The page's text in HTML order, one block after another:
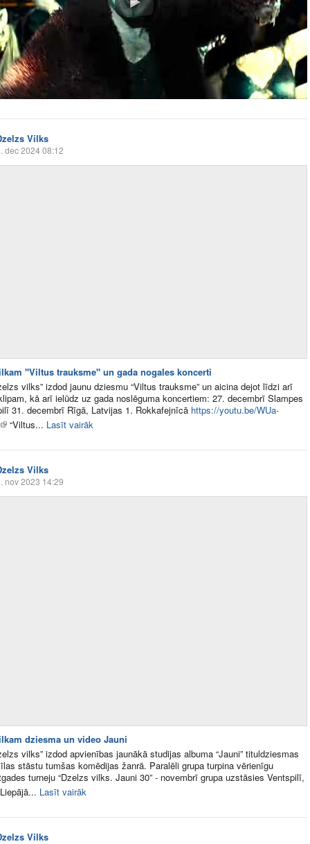
Vilks
dec 2024 08:12
"Viltus trauksme" un gada nogales koncerti
vilks” izdod jaunu dziesmu “Viltus trauksme” un aicina dejot līdzi arī
kā arī ielūdz uz gada noslēguma koncertiem: 27. decembrī Slampes
31. decembrī Rīgā, Latvijas 1. Rokkafejnīcā https://youtu.be/WUa-
“Viltus... Lasīt vairāk
Vilks
nov 2023 14:29
dziesma un video Jauni
vilks” izdod apvienības jaunākā studijas albuma “Jauni” tituldziesmas
stāstu tumšas komēdijas žanrā. Paralēli grupa turpina vērienīgu
turneju “Dzelzs vilks. Jauni 30” - novembrī grupa uzstāsies Ventspilī,
Lasīt vairāk
Vilks